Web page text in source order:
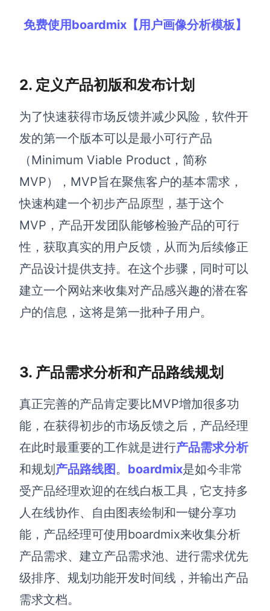
AI生成波士顿矩阵
AI生成竞品分析
AI生成安索夫矩阵
AI生成Grow模型
AI生成AARRR模型
AI写作
模板社区
企业服务
私有化部署
管理功能定制 · 专业部署方案
用boardmix提升团队协作效率
帮助中心
获取详细功能指南和技术支持
知识分享社区
探索创意灵感与高效协作技巧
免费使用boardmix【用户画像分析模板】
2. 定义产品初版和发布计划
为了快速获得市场反馈并减少风险，软件开
发的第一个版本可以是最小可行产品
（Minimum Viable Product，简称
MVP），MVP旨在聚焦客户的基本需求，
快速构建一个初步产品原型，基于这个
MVP，产品开发团队能够检验产品的可行
性，获取真实的用户反馈，从而为后续修正
产品设计提供支持。在这个步骤，同时可以
建立一个网站来收集对产品感兴趣的潜在客
户的信息，这将是第一批种子用户。
3. 产品需求分析和产品路线规划
真正完善的产品肯定要比MVP增加很多功
能，在获得初步的市场反馈之后，产品经理
在此时最重要的工作就是进行产品需求分析
和规划 产品路线图 。 boardmix是如今非常
受产品经理欢迎的在线白板工具，它支持多
人在线协作、自由图表绘制和一键分享功
能，产品经理可使用boardmix来收集分析
产品需求、建立产品需求池、进行需求优先
级排序、规划功能开发时间线，并输出产品
需求文档。